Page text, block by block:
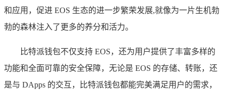
和应用，促进 EOS 生态的进一步繁荣发展,就像为一片生机勃
勃的森林注入了更多的养分和活力。
比特派钱包不仅支持 EOS，还为用户提供了丰富多样的
功能和全面可靠的安全保障，无论是 EOS 的存储、转账，还
是与 DApps 的交互，比特派钱包都能完美满足用户的需求，